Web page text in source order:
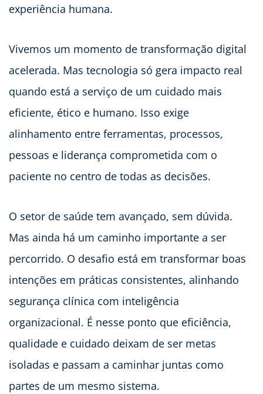
experiência humana.
Vivemos um momento de transformação digital
acelerada. Mas tecnologia só gera impacto real
quando está a serviço de um cuidado mais
eficiente, ético e humano. Isso exige
alinhamento entre ferramentas, processos,
pessoas e liderança comprometida com o
paciente no centro de todas as decisões.
O setor de saúde tem avançado, sem dúvida.
Mas ainda há um caminho importante a ser
percorrido. O desafio está em transformar boas
intenções em práticas consistentes, alinhando
segurança clínica com inteligência
organizacional. É nesse ponto que eficiência,
qualidade e cuidado deixam de ser metas
isoladas e passam a caminhar juntas como
partes de um mesmo sistema.